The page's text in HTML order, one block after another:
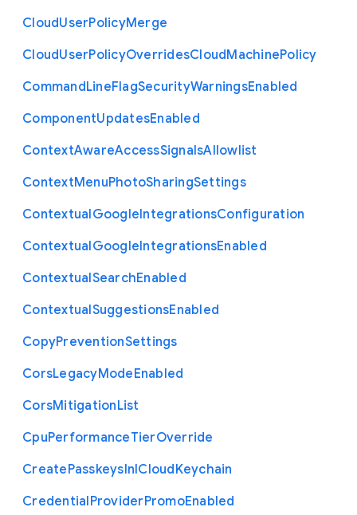
CloudUserPolicyMerge
CloudUserPolicyOverridesCloudMachinePolicy
CommandLineFlagSecurityWarningsEnabled
ComponentUpdatesEnabled
ContextAwareAccessSignalsAllowlist
ContextMenuPhotoSharingSettings
ContextualGoogleIntegrationsConfiguration
ContextualGoogleIntegrationsEnabled
ContextualSearchEnabled
ContextualSuggestionsEnabled
CopyPreventionSettings
CorsLegacyModeEnabled
CorsMitigationList
CpuPerformanceTierOverride
CreatePasskeysInICloudKeychain
CredentialProviderPromoEnabled